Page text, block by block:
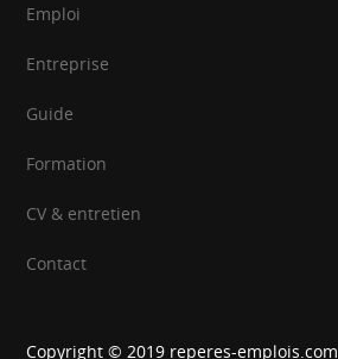
Emploi
Entreprise
Guide
Formation
CV & entretien
Contact
Copyright © 2019 reperes-emplois.com